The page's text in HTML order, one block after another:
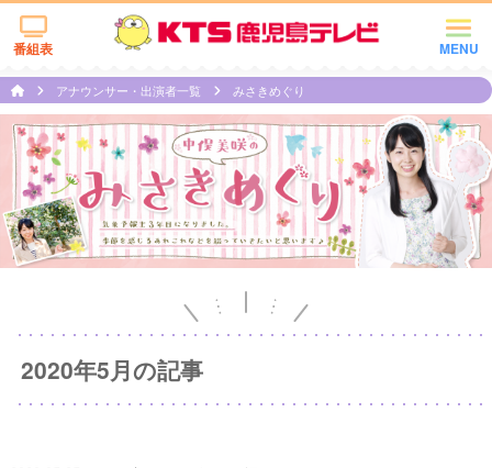
MENU
番組表
アナウンサー・出演者一覧 みさきめぐり
2020年5月の記事